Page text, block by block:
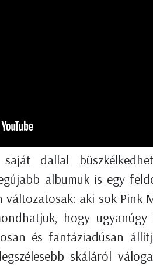
dallal
albumuk is egy
változatosak: aki sok Pink
hogy
és fantáziadúsan
skáláról